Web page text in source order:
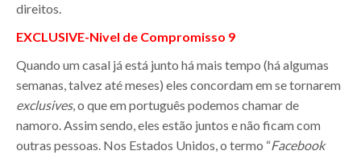
direitos.
EXCLUSIVE-Nivel de Compromisso 9
Quando um casal já está junto há mais tempo (há algumas
semanas, talvez até meses) eles concordam em se tornarem
exclusives, o que em português podemos chamar de
namoro. Assim sendo, eles estão juntos e não ficam com
outras pessoas. Nos Estados Unidos, o termo “Facebook